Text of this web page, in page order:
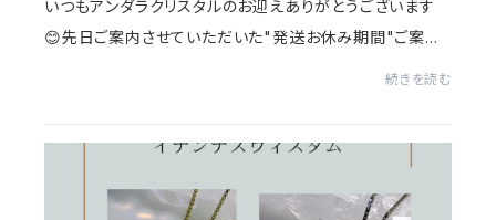
いつもアンダラクリスタルのお迎えありがとうございます
😊先日ご案内させていただいた"発送お休み期間"ご案内
続きを読む